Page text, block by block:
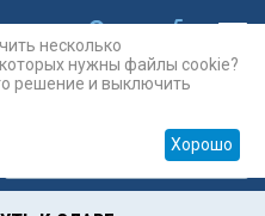
Prepaid
несколько
нужны файлы cookie?
решение и выключить
Хорошо